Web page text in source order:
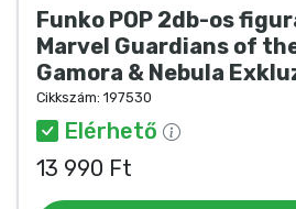
Funko POP 2db-os
Marvel Guardians of
Gamora & Nebula
Cikkszám: 197530
Elérhető
13 990 Ft
Gamer cuccok
Sportos cuccok
Zenés cuccok